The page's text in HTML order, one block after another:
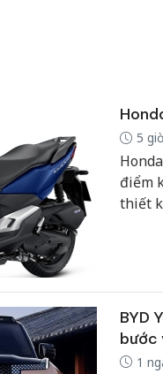
5
điểm
thiết
BYD
bước
1